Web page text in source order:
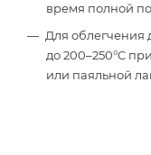
время полной
Для облегчения
до 200–250°C
или паяльной